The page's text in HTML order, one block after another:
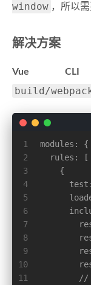
window ，所以
解决方案
Vue
build/
1
2
3
4
5
6
7
8
9
10
11
modules: {
  rules: [
    {
//